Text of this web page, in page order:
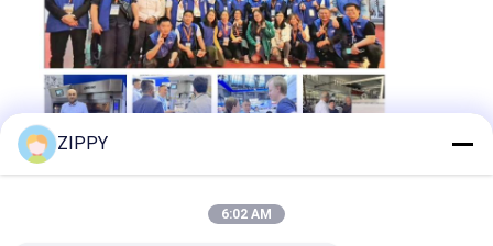
Dòng sản xuất bánh
Máy trộn bột
ZIPPY
6:02 AM